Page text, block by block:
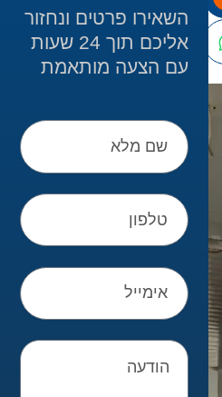
השאירו פרטים ונחזור
אליכם תוך 24 שעות
עם הצעה מותאמת
שם
מלא
טלפון
אימייל
הודעה